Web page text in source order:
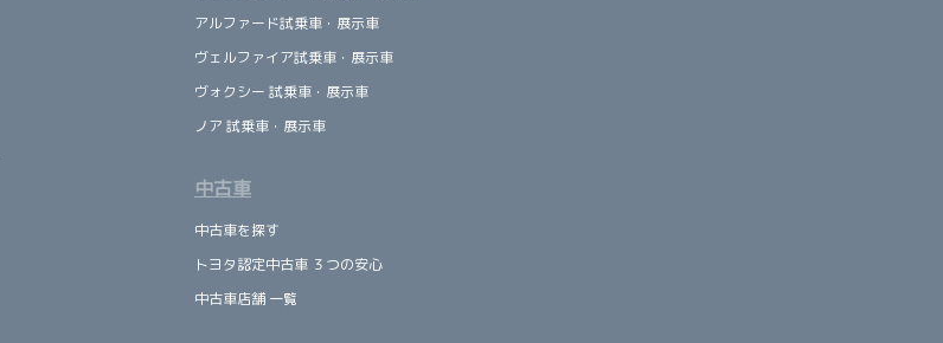
アルファード試乗車・展示車
ヴェルファイア試乗車・展示車
ヴォクシー 試乗車・展示車
ノア 試乗車・展示車
中古車
中古車を探す
トヨタ認定中古車 ３つの安心
中古車店舗 一覧